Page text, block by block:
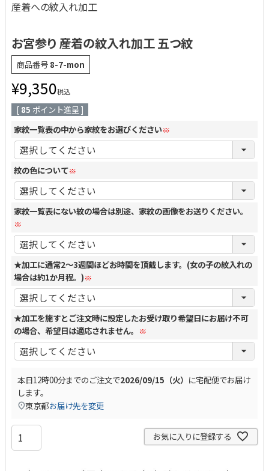
産着への紋入れ加工
お宮参り 産着の紋入れ加工 五つ紋
商品番号 8-7-mon
¥9,350税込
[ 85 ポイント進呈 ]
家紋一覧表の中から家紋をお選びください
必
)
紋の色について
(
須
)
家紋一覧表にない紋の場合は別途、家紋の画像をお送りください。
(
必
須
★加工に通常2～3週間ほどお時間を頂戴します。(女の子の紋入れの
場合は約1か月程。)
(
必
須
)
★加工を施すとご注文時に設定したお受け取り希望日にお届け不可
の場合、希望日は適応されません。
必
本日12時00分までのご注文で2026/09/15（火） に宅配便でお届け
します。
東京都お届け先を変更
お気に入りに登録する